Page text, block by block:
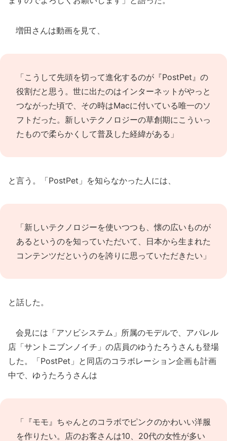
増田さんは動画を見て、
「こうして先頭を切って進化するのが『PostPet』の
役割だと思う。世に出たのはインターネットがやっと
つながった頃で、その時はMacに付いている唯一のソ
フトだった。新しいテクノロジーの草創期にこういっ
たもので柔らかくして普及した経緯がある」
と言う。「PostPet」を知らなかった人には、
「新しいテクノロジーを使いつつも、懐の広いものが
あるというのを知っていただいて、日本から生まれた
コンテンツだというのを誇りに思っていただきたい」
と話した。
会見には「アソビシステム」所属のモデルで、アパレル
店「サントニブンノイチ」の店員のゆうたろうさんも登場
した。「PostPet」と同店のコラボレーション企画も計画
中で、ゆうたろうさんは
「『モモ』ちゃんとのコラボでピンクのかわいい洋服
を作りたい。店のお客さんは10、20代の女性が多い